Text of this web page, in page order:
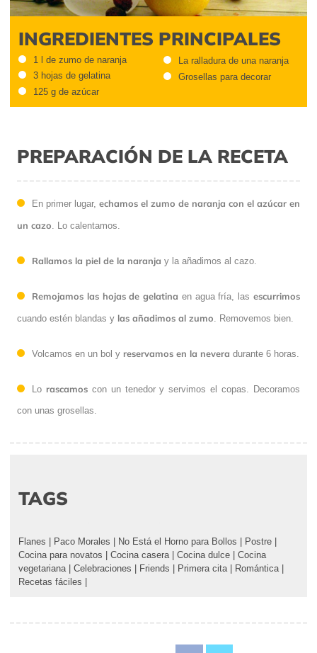
INGREDIENTES PRINCIPALES
1 l de zumo de naranja
3 hojas de gelatina
125 g de azúcar
La ralladura de una naranja
Grosellas para decorar
PREPARACIÓN DE LA RECETA
En primer lugar, echamos el zumo de naranja con el azúcar en
un cazo. Lo calentamos.
Rallamos la piel de la naranja y la añadimos al cazo.
Remojamos las hojas de gelatina en agua fría, lasescurrimos
cuando estén blandas y las añadimos al zumo. Removemos bien.
Volcamos en un bol y reservamos en la nevera durante 6 horas.
Lo rascamos con un tenedor y servimos el copas. Decoramos
con unas grosellas.
TAGS
Flanes Paco Morales No Está el Horno para Bollos Postre
Cocina para novatos
Cocina casera| Cocina dulce
Cocina
vegetariana| Celebraciones Friends Primera cita| Romántica|
Recetas fáciles